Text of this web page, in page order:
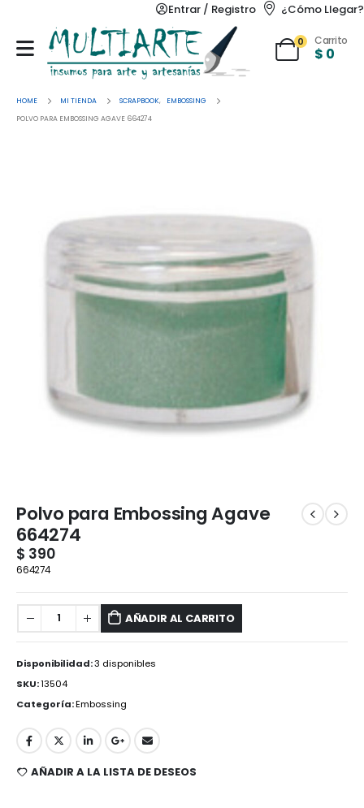
Entrar / Registro ¿Cómo Llegar?
0 Carrito
$ 0
HOME MI TIENDA SCRAPBOOK,
EMBOSSING
POLVO PARA EMBOSSING AGAVE 664274
Polvo para Embossing Agave
664274
$ 390
664274
AÑADIR AL CARRITO
Disponibilidad:3 disponibles
SKU:13504
Categoría:Embossing
AÑADIR A LA LISTA DE DESEOS